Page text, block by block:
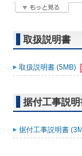
取扱説明書
取扱説明書 (5MB)
据付工事説明
据付工事説明書